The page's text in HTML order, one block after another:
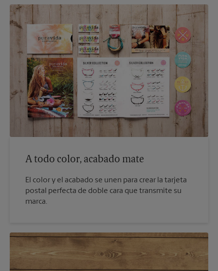
A todo color, acabado mate
El color y el acabado se unen para crear la tarjeta
postal perfecta de doble cara que transmite su
marca.